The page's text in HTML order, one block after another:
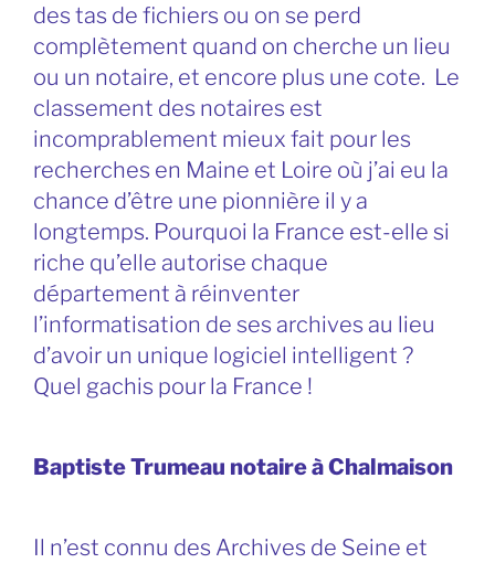
des tas de fichiers ou on se perd
complètement quand on cherche un lieu
ou un notaire, et encore plus une cote. Le
classement des notaires est
incomprablement mieux fait pour les
recherches en Maine et Loire où j’ai eu la
chance d’être une pionnière il y a
longtemps. Pourquoi la France est-elle si
riche qu’elle autorise chaque
département à réinventer
l’informatisation de ses archives au lieu
d’avoir un unique logiciel intelligent ?
Quel gachis pour la France !
Baptiste Trumeau notaire à Chalmaison
Il n’est connu des Archives de Seine et